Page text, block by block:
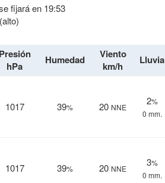
fijará en 19:53
Presión
hPa
Humedad
Viento
km/h
Lluvia
1017 39% 20 NNE
2%
0 mm.
1017 39% 20 NNE
3%
0 mm.